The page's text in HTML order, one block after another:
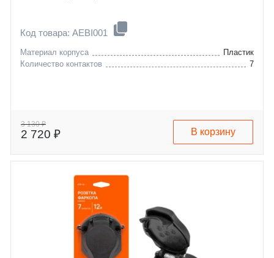
Код товара: AEBI001
Материал корпуса
Пластик
Количество контактов
7
3 130 ₽
2 720 ₽ В корзину